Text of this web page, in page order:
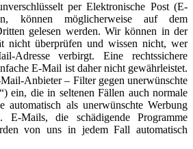
per Elektronische Post (E-
können möglicherweise auf dem
gelesen werden. Wir können in der
nicht überprüfen und wissen nicht, wer
Adresse verbirgt. Eine rechtssichere
E-Mail ist daher nicht gewährleistet.
Anbieter – Filter gegen unerwünschte
ein, die in seltenen Fällen auch normale
automatisch als unerwünschte Werbung
E-Mails, die schädigende Programme
von uns in jedem Fall automatisch